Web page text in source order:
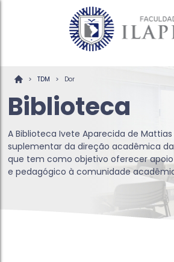
> TDM > Dor
Biblioteca
A Biblioteca Ivete Aparecida de
suplementar da direção acadêmica
que tem como objetivo oferecer
e pedagógico à comunidade